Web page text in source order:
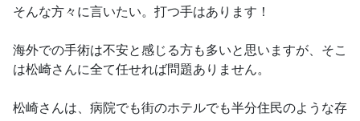
そんな方々に言いたい。打つ手はあります！
海外での手術は不安と感じる方も多いと思いますが、そこ
は松崎さんに全て任せれば問題ありません。
松崎さんは、病院でも街のホテルでも半分住民のような存